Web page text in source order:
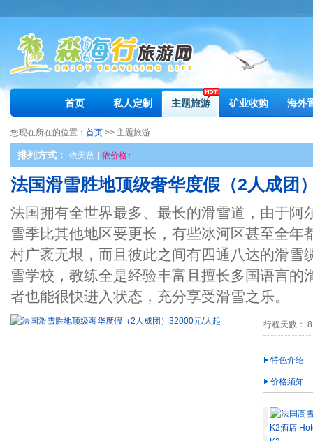
首页 私人定制 主题旅游 矿业收购 海外
您现在所在的位置： 首页 >> 主题旅游
排列方式： 依天数 依价格↑
法国滑雪胜地顶级奢华度假（2人成团
法国拥有全世界最多、最长的滑雪道，由于阿
雪季比其他地区要更长，有些冰河区甚至全年
村广袤无垠，而且彼此之间有四通八达的滑雪
雪学校，教练全是经验丰富且擅长多国语言的
者也能很快进入状态，充分享受滑雪之乐。
行程天数：
特色介绍
价格须知